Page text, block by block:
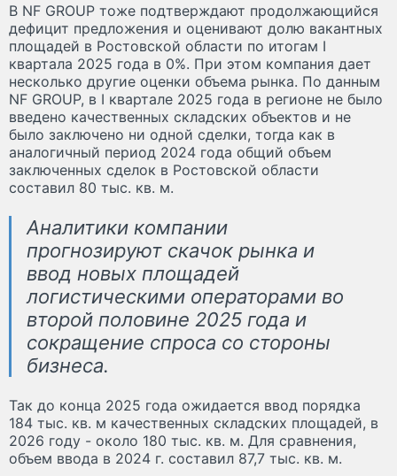
В NF GROUP тоже подтверждают продолжающийся
дефицит предложения и оценивают долю вакантных
площадей в Ростовской области по итогам I
квартала 2025 года в 0%. При этом компания дает
несколько другие оценки объема рынка. По данным
NF GROUP, в I квартале 2025 года в регионе не было
введено качественных складских объектов и не
было заключено ни одной сделки, тогда как в
аналогичный период 2024 года общий объем
заключенных сделок в Ростовской области
составил 80 тыс. кв. м.
Аналитики компании
прогнозируют скачок рынка и
ввод новых площадей
логистическими операторами во
второй половине 2025 года и
сокращение спроса со стороны
бизнеса.
Так до конца 2025 года ожидается ввод порядка
184 тыс. кв. м качественных складских площадей, в
2026 году - около 180 тыс. кв. м. Для сравнения,
объем ввода в 2024 г. составил 87,7 тыс. кв. м.